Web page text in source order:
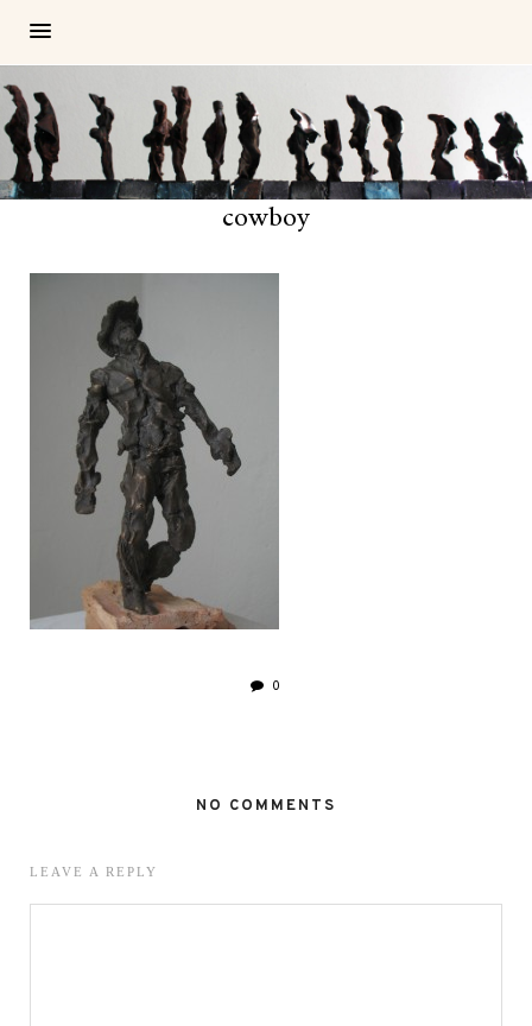
cowboy
0
NO COMMENTS
LEAVE A REPLY